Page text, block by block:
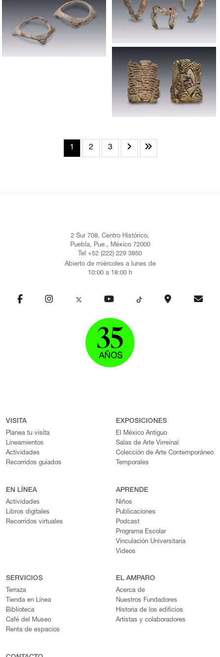
1 2 3
2 Sur 708, Centro Histórico,
Puebla, Pue., México 72000
Tel +52 (222) 229 3850
Abierto de miércoles a lunes de
10:00 a 18:00 h
VISITA
Planea tu visita
Lineamientos
Actividades
Recorridos guiados
EXPOSICIONES
El México Antiguo
Salas de Arte Virreinal
Colección de Arte Contemporáneo
Temporales
EN LÍNEA
Actividades
Libros digitales
Recorridos virtuales
APRENDE
Niños
Publicaciones
Podcast
Programa Escolar
Vinculación Universitaria
Videos
SERVICIOS
Terraza
Tienda en Línea
Biblioteca
Café del Museo
Renta de espacios
EL AMPARO
Acerca de
Nuestros Fundadores
Historia de los edificios
Artistas y colaboradores